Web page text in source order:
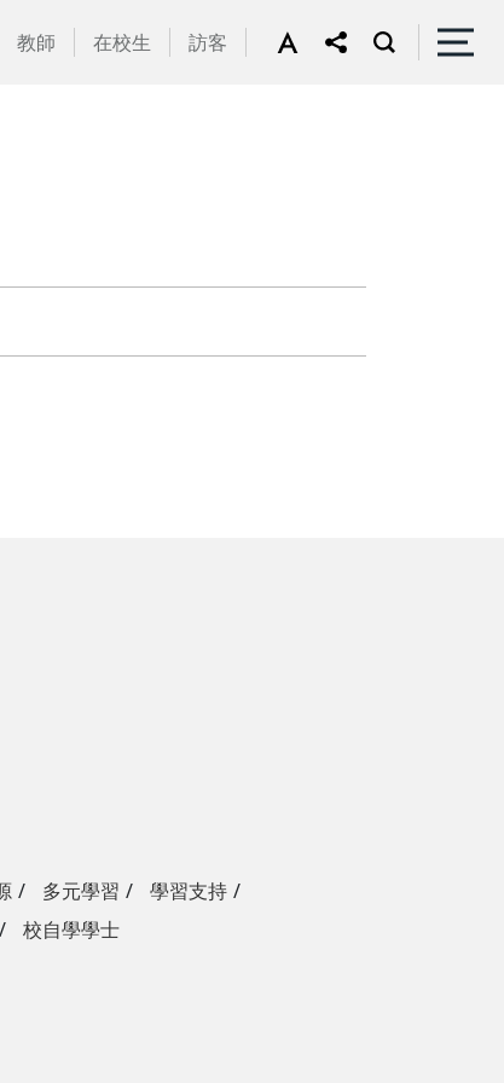
教師 在校生 訪客
多元學習
學習支持
校自學學士